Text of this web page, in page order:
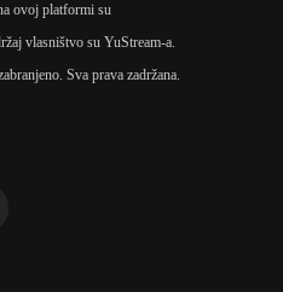
ovoj platformi su
vlasništvo su YuStream-a.
Sva prava zadržana.